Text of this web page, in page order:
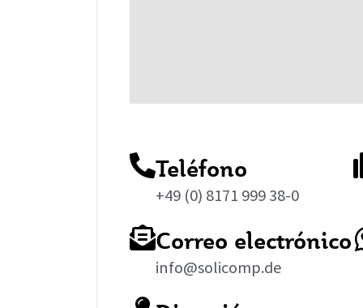
Teléfono
+49 (0) 8171 999 38-0
Correo electrónico
info@solicomp.de